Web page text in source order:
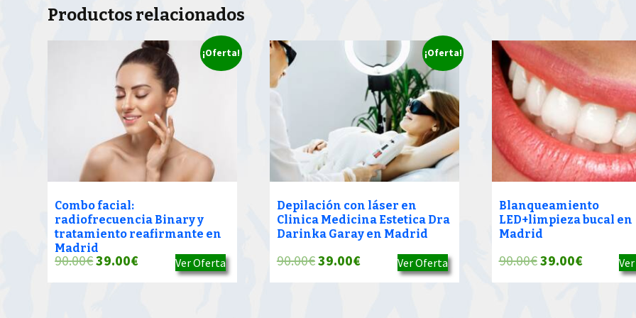
Productos relacionados
¡Oferta!
Combo facial:
radiofrecuencia Binary y
tratamiento reafirmante en
Madrid
90.00€El
precio
39.00€El
precio
Ver Oferta
¡Oferta!
Depilación con láser en
Clinica Medicina Estetica Dra
Darinka Garay en Madrid
90.00€El
precio
39.00€El
precio
Ver Oferta
Blanqueamiento
LED+limpieza bucal en
Madrid
90.00€El
precio
39.00€El
precio